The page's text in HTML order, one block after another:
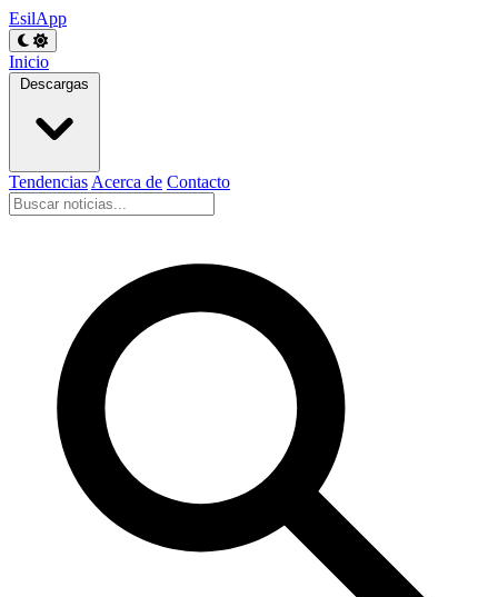
EsilApp
Inicio
Descargas
Tendencias Acerca de Contacto